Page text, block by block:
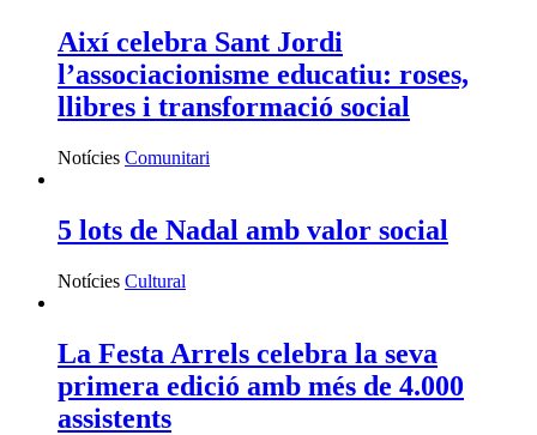
Així celebra Sant Jordi
l’associacionisme educatiu: roses,
llibres i transformació social
Notícies Comunitari
5 lots de Nadal amb valor social
Notícies Cultural
La Festa Arrels celebra la seva
primera edició amb més de 4.000
assistents